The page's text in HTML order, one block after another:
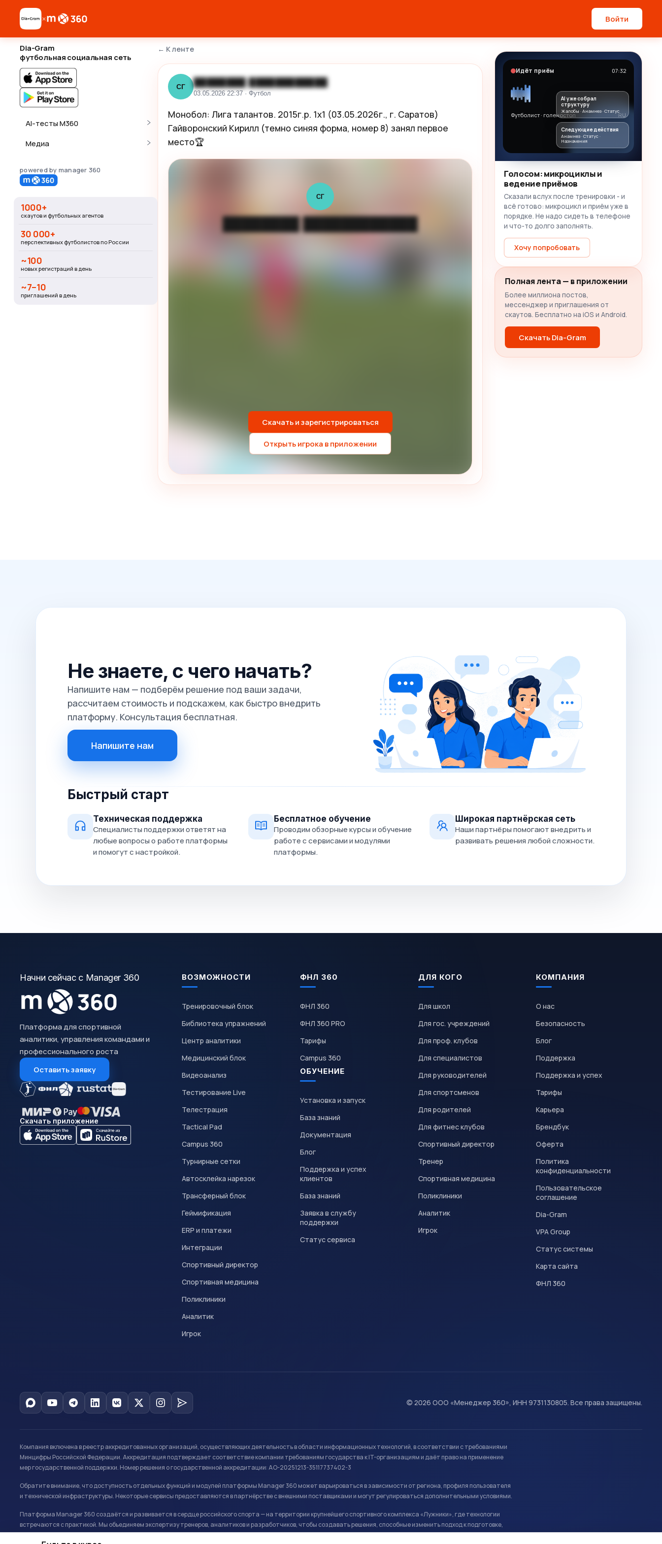
× Войти
Dia-Gram
футбольная социальная сеть
AI-тесты M360
Медиа
powered by manager 360
1000+
скаутов и футбольных агентов
30 000+
перспективных футболистов по России
~100
новых регистраций в день
~7–10
приглашений в день
← К ленте
СГ ████████ ████████████
03.05.2026 22:37 · Футбол
Монобол: Лига талантов. 2015г.р. 1х1 (03.05.2026г., г. Саратов)
Гайворонский Кирилл (темно синяя форма, номер 8) занял первое
место🏆
СГ
████████ ████████████
Скачать и зарегистрироваться
Открыть игрока в приложении
Идёт приём 07:32
Футболист · голеностоп RU
AI уже собрал
структуру
Жалобы · Анамнез · Статус
Следующие действия
Анамнез · Статус ·
Назначения
Голосом: микроциклы и
ведение приёмов
Сказали вслух после тренировки - и
всё готово: микроцикл и приём уже в
порядке. Не надо сидеть в телефоне
и что-то долго заполнять.
Хочу попробовать
Полная лента — в приложении
Более миллиона постов,
мессенджер и приглашения от
скаутов. Бесплатно на iOS и Android.
Скачать Dia-Gram
Не знаете, с чего начать?
Напишите нам — подберём решение под ваши задачи,
рассчитаем стоимость и подскажем, как быстро внедрить
платформу. Консультация бесплатная.
Напишите нам
Быстрый старт
Техническая поддержка
Специалисты поддержки ответят на
любые вопросы о работе платформы
и помогут с настройкой.
Бесплатное обучение
Проводим обзорные курсы и обучение
работе с сервисами и модулями
платформы.
Широкая партнёрская сеть
Наши партнёры помогают внедрить и
развивать решения любой сложности.
Начни сейчас с Manager 360
Платформа для спортивной
аналитики, управления командами и
профессионального роста
Оставить заявку
Скачать приложение
ВОЗМОЖНОСТИ
Тренировочный блок
Библиотека упражнений
Центр аналитики
Медицинский блок
Видеоанализ
Тестирование Live
Телестрация
Tactical Pad
Campus 360
Турнирные сетки
Автосклейка нарезок
Трансферный блок
Геймификация
ERP и платежи
Интеграции
Спортивный директор
Спортивная медицина
Поликлиники
Аналитик
Игрок
ФНЛ 360
ФНЛ 360
ФНЛ 360 PRO
Тарифы
Campus 360
ОБУЧЕНИЕ
Установка и запуск
База знаний
Документация
Блог
Поддержка и успех
клиентов
База знаний
Заявка в службу
поддержки
Статус сервиса
ДЛЯ КОГО
Для школ
Для гос. учреждений
Для проф. клубов
Для специалистов
Для руководителей
Для спортсменов
Для родителей
Для фитнес клубов
Спортивный директор
Тренер
Спортивная медицина
Поликлиники
Аналитик
Игрок
КОМПАНИЯ
О нас
Безопасность
Блог
Поддержка
Поддержка и успех
Тарифы
Карьера
Брендбук
Оферта
Политика
конфиденциальности
Пользовательское
соглашение
Dia-Gram
VPA Group
Статус системы
Карта сайта
ФНЛ 360
© 2026 ООО «Менеджер 360», ИНН 9731130805. Все права защищены.
Компания включена в реестр аккредитованных организаций, осуществляющих деятельность в области информационных технологий, в соответствии с требованиями
Минцифры Российской Федерации. Аккредитация подтверждает соответствие компании требованиям государства к IT-организациям и даёт право на применение
мер государственной поддержки. Номер решения о государственной аккредитации: АО-20251213-35117737402-3
Обратите внимание, что доступность отдельных функций и модулей платформы Manager 360 может варьироваться в зависимости от региона, профиля пользователя
и технической инфраструктуры. Некоторые сервисы предоставляются в партнёрстве с внешними поставщиками и могут регулироваться дополнительными условиями.
Платформа Manager 360 создаётся и развивается в сердце российского спорта — на территории крупнейшего спортивного комплекса «Лужники», где технологии
встречаются с практикой. Мы объединяем экспертизу тренеров, аналитиков и разработчиков, чтобы создавать решения, способные изменить подход к подготовке,
развитию и управлению в спорте.